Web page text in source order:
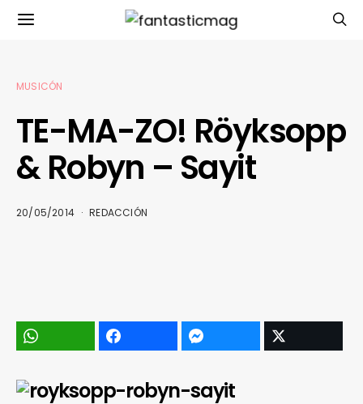
MUSICÓN
TE-MA-ZO! Röyksopp
& Robyn – Sayit
20/05/2014 REDACCIÓN